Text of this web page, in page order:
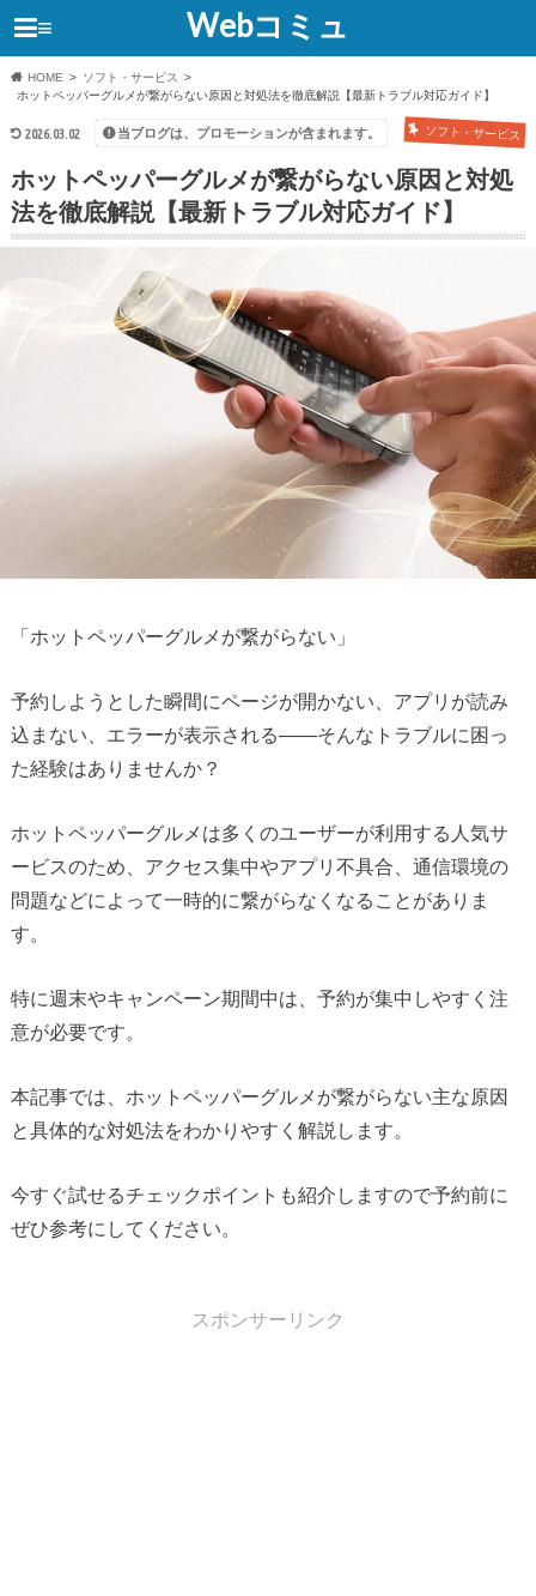
Webコミュ
≡
HOME
ソフト・サービス
ホットペッパーグルメが繋がらない原因と対処法を徹底解説【最新トラブル対応ガイド】
2026.03.02 ソフト・サービス
当ブログは、プロモーションが含まれます。
ホットペッパーグルメが繋がらない原因と対処
法を徹底解説【最新トラブル対応ガイド】
「ホットペッパーグルメが繋がらない」
予約しようとした瞬間にページが開かない、アプリが読み
込まない、エラーが表示される――そんなトラブルに困っ
た経験はありませんか？
ホットペッパーグルメは多くのユーザーが利用する人気サ
ービスのため、アクセス集中やアプリ不具合、通信環境の
問題などによって一時的に繋がらなくなることがありま
す。
特に週末やキャンペーン期間中は、予約が集中しやすく注
意が必要です。
本記事では、ホットペッパーグルメが繋がらない主な原因
と具体的な対処法をわかりやすく解説します。
今すぐ試せるチェックポイントも紹介しますので予約前に
ぜひ参考にしてください。
スポンサーリンク